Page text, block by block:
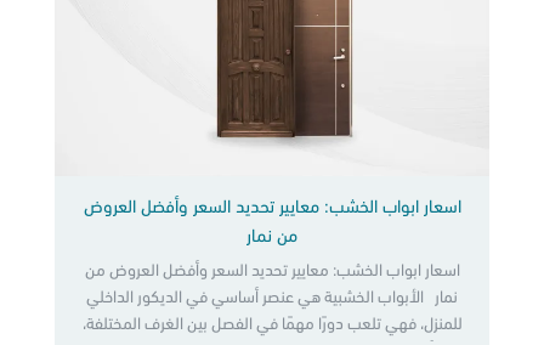
اسعار ابواب الخشب: معايير تحديد السعر وأفضل العروض
من نمار
اسعار ابواب الخشب: معايير تحديد السعر وأفضل العروض من
نمار الأبواب الخشبية هي عنصر أساسي في الديكور الداخلي
للمنزل، فهي تلعب دورًا مهمًا في الفصل بين الغرف المختلفة،